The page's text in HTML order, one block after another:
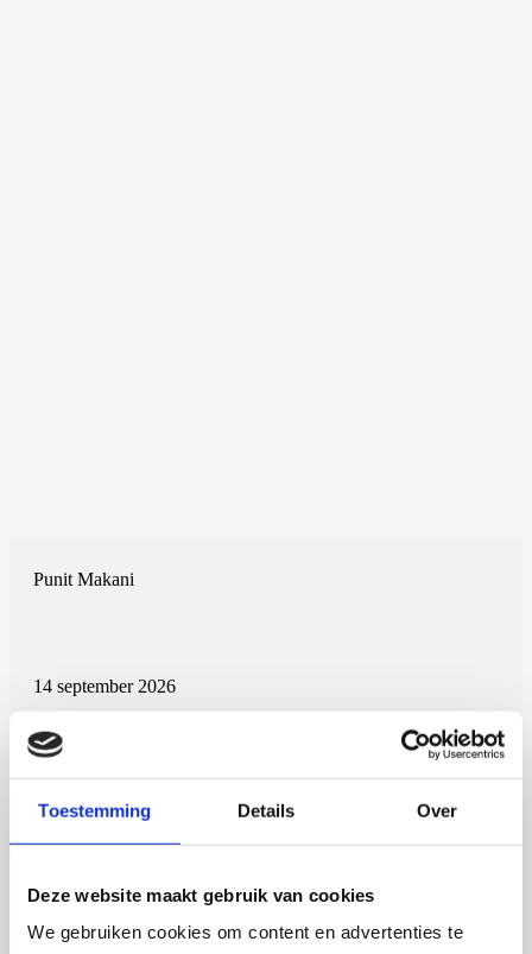
Toestemming Details Over
Deze website maakt gebruik van cookies
We gebruiken cookies om content en advertenties te
Punit Makani
14 september 2026
Punit Makani
Rijksuniversiteit Groningen